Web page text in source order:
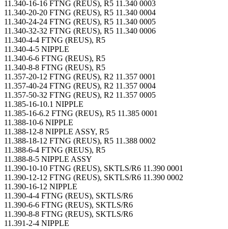
11.340-16-16 FTNG (REUS), R5 11.340 0003
11.340-20-20 FTNG (REUS), R5 11.340 0004
11.340-24-24 FTNG (REUS), R5 11.340 0005
11.340-32-32 FTNG (REUS), R5 11.340 0006
11.340-4-4 FTNG (REUS), R5
11.340-4-5 NIPPLE
11.340-6-6 FTNG (REUS), R5
11.340-8-8 FTNG (REUS), R5
11.357-20-12 FTNG (REUS), R2 11.357 0001
11.357-40-24 FTNG (REUS), R2 11.357 0004
11.357-50-32 FTNG (REUS), R2 11.357 0005
11.385-16-10.1 NIPPLE
11.385-16-6.2 FTNG (REUS), R5 11.385 0001
11.388-10-6 NIPPLE
11.388-12-8 NIPPLE ASSY, R5
11.388-18-12 FTNG (REUS), R5 11.388 0002
11.388-6-4 FTNG (REUS), R5
11.388-8-5 NIPPLE ASSY
11.390-10-10 FTNG (REUS), SKTLS/R6 11.390 0001
11.390-12-12 FTNG (REUS), SKTLS/R6 11.390 0002
11.390-16-12 NIPPLE
11.390-4-4 FTNG (REUS), SKTLS/R6
11.390-6-6 FTNG (REUS), SKTLS/R6
11.390-8-8 FTNG (REUS), SKTLS/R6
11.391-2-4 NIPPLE